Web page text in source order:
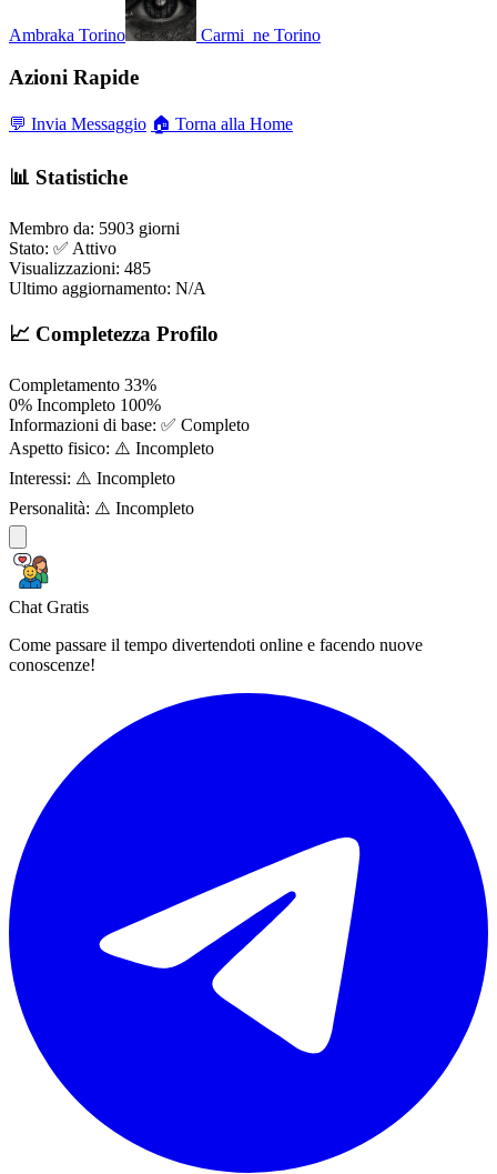
Ambraka Torino Carmi_ne Torino
Azioni Rapide
💬 Invia Messaggio 🏠 Torna alla Home
📊 Statistiche
Membro da: 5903 giorni
Stato: ✅ Attivo
Visualizzazioni: 485
Ultimo aggiornamento: N/A
📈 Completezza Profilo
Completamento 33%
0% Incompleto 100%
Informazioni di base: ✅ Completo
Aspetto fisico: ⚠️ Incompleto
Interessi: ⚠️ Incompleto
Personalità: ⚠️ Incompleto
Chat Gratis
Come passare il tempo divertendoti online e facendo nuove
conoscenze!